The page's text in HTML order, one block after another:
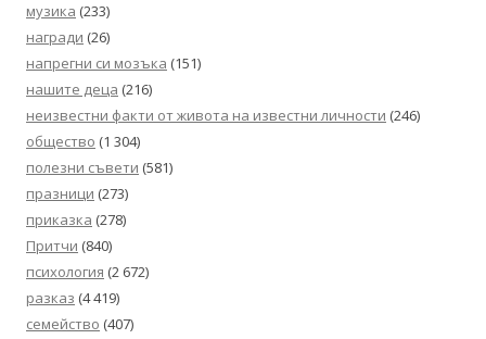
музика (233)
награди (26)
напрегни си мозъка (151)
нашите деца (216)
неизвестни факти от живота на известни личности (246)
общество (1 304)
полезни съвети (581)
празници (273)
приказка (278)
Притчи (840)
психология (2 672)
разказ (4 419)
семейство (407)